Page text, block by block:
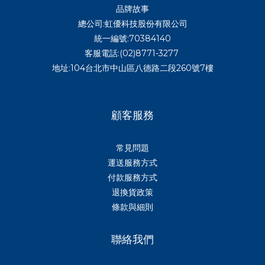
品牌故事
總公司:虹優科技股份有限公司
統一編號:70384140
客服電話:(02)8771-3277
地址:104台北市中山區八德路二段260號7樓
顧客服務
常見問題
運送服務方式
付款服務方式
退換貨政策
條款與細則
聯絡我們